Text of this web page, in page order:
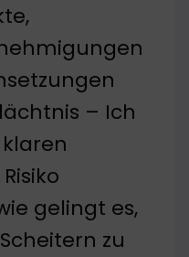
– Ich
gelingt es,
zu